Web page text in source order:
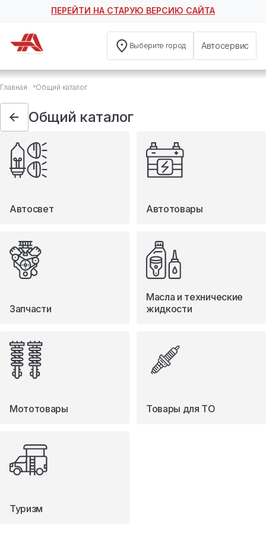
ПЕРЕЙТИ НА СТАРУЮ ВЕРСИЮ САЙТА
Выберите город Автосервис
Общий каталог
Автосвет
Автотовары
Запчасти
Масла и технические жидкости
Мототовары
Туризм
Главная Общий каталог
Общий каталог
Автосвет Автотовары
Запчасти
Масла и технические
жидкости
Мототовары Товары для ТО
Туризм